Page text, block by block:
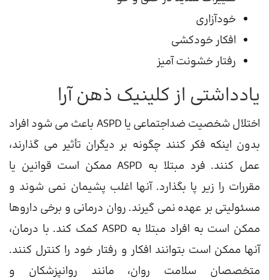
خودآزاری
افکار خودکشی
رفتار خشونت آمیز
یادداشتی از کلینیک ذهن آرا
اختلال شخصیت ضداجتماعی یا ASPD باعث می شود افراد
بدون اینکه فکر کنند چگونه بر دیگران تأثیر می گذارند،
عمل کنند. فرد مبتلا به ASPD ممکن است قوانین یا
مقررات را زیر پا بگذارد. آنها اغلب پشیمان نمی شوند و
مسئولیتی بر عهده نمی گیرند. روان درمانی و برخی داروها
ممکن است به افراد مبتلا به ASPD کمک کند. با درمان،
آنها ممکن است بتوانند افکار و رفتار خود را کنترل کنند.
متخصصان سلامت روان، مانند روانپزشکان و